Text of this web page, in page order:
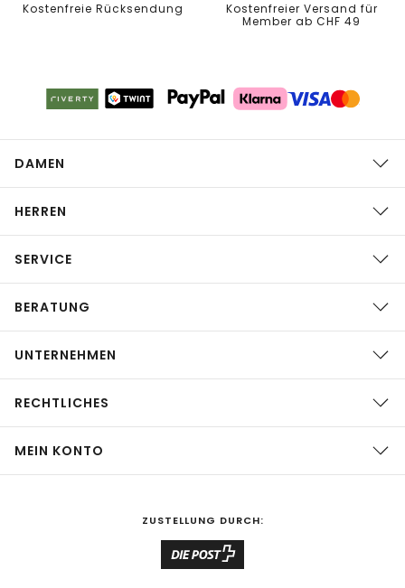
Kostenfreie Rücksendung
Kostenfreier Versand für
Member ab CHF 49
DAMEN
HERREN
SERVICE
BERATUNG
UNTERNEHMEN
RECHTLICHES
MEIN KONTO
ZUSTELLUNG DURCH: